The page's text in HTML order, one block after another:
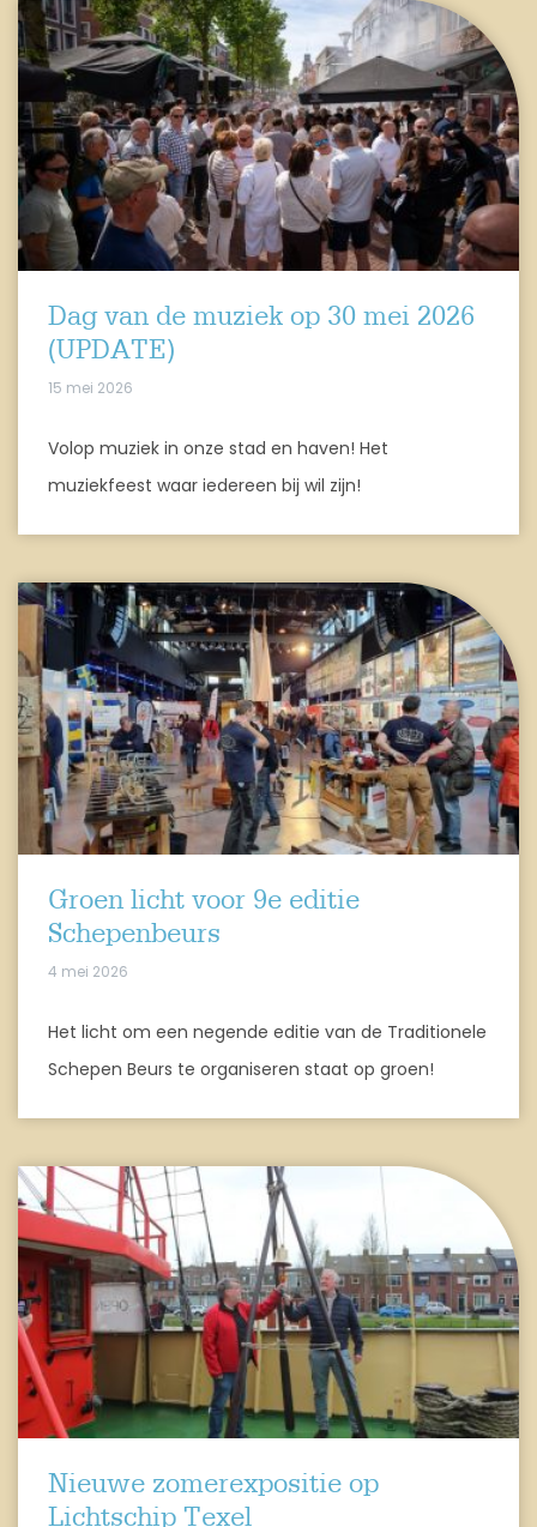
Dag van de muziek op 30 mei 2026
(UPDATE)
15 mei 2026
Volop muziek in onze stad en haven! Het
muziekfeest waar iedereen bij wil zijn!
Groen licht voor 9e editie
Schepenbeurs
4 mei 2026
Het licht om een negende editie van de Traditionele
Schepen Beurs te organiseren staat op groen!
Nieuwe zomerexpositie op
Lichtschip Texel